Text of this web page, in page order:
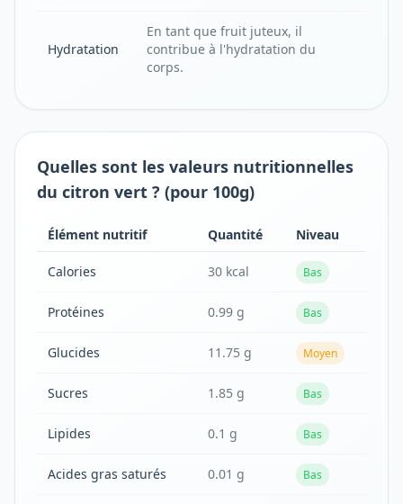
Hydratation
En tant que fruit juteux, il
contribue à l'hydratation du
corps.
Quelles sont les valeurs nutritionnelles
du citron vert ? (pour 100g)
Élément nutritif Quantité Niveau
Calories 30 kcal Bas
Protéines 0.99 g Bas
Glucides 11.75 g Moyen
Sucres 1.85 g Bas
Lipides 0.1 g Bas
Acides gras saturés 0.01 g Bas